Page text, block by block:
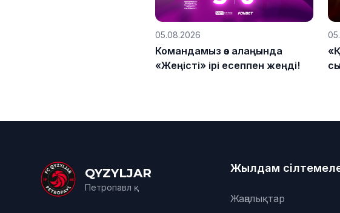
05.08.2026
Командамыз өз алаңында
«Жеңісті» ірі есеппен жеңді!
QYZYLJAR
Петропавл қ.
Жылдам
Жаңалықтар